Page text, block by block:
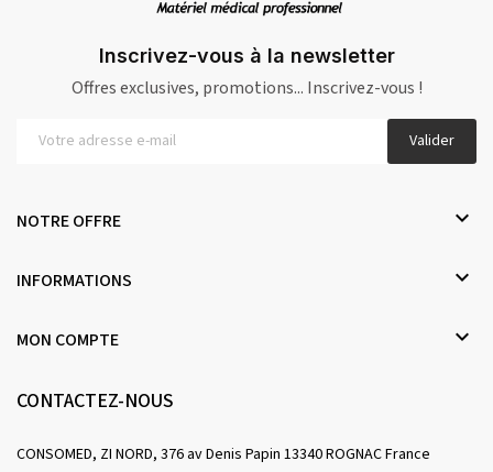
Inscrivez-vous à la newsletter
Offres exclusives, promotions... Inscrivez-vous !
Valider
NOTRE OFFRE 
INFORMATIONS 
MON COMPTE 
CONTACTEZ-NOUS
CONSOMED, ZI NORD, 376 av Denis Papin 13340 ROGNAC France